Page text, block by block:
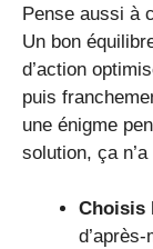
Pense aussi à
Un bon
d’action
puis
une énigme
solution, ça
Choisis